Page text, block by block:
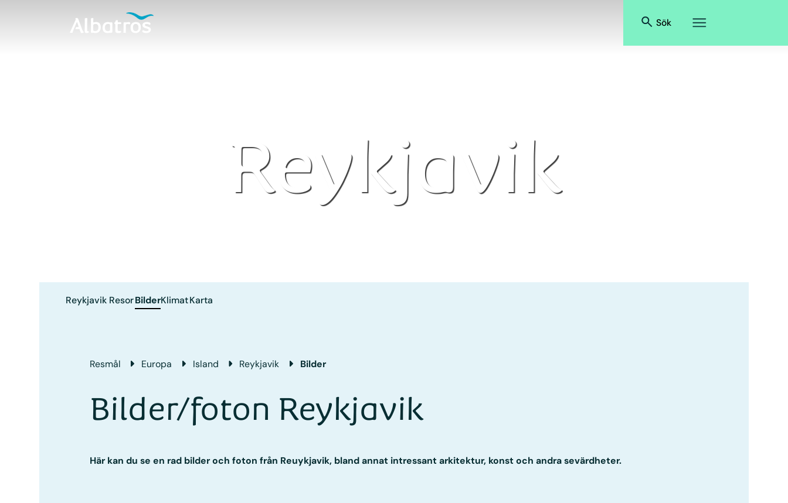
Sök
Reykjavik
Reykjavik ResorBilderKlimatKarta
Resmål Europa Island Reykjavik Bilder
Bilder/foton Reykjavik
Här kan du se en rad bilder och foton från Reuykjavik, bland annat intressant arkitektur, konst och andra sevärdheter.